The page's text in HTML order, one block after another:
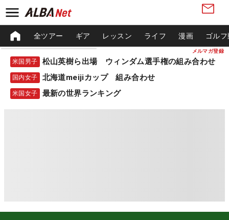
メルマガ登録
全ツアー ギア レッスン ライフ 漫画 ゴル
米国男子 松山英樹ら出場 ウィンダム選手権の組み合わせ
国内女子 北海道meijiカップ 組み合わせ
米国女子 最新の世界ランキング